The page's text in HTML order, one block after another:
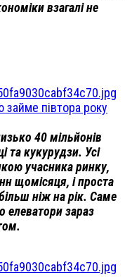
взагалі не
півтора року
40 мільйонів
та кукурудзи. Усі
учасника ринку,
щомісяця, і проста
ніж на рік. Саме
зараз